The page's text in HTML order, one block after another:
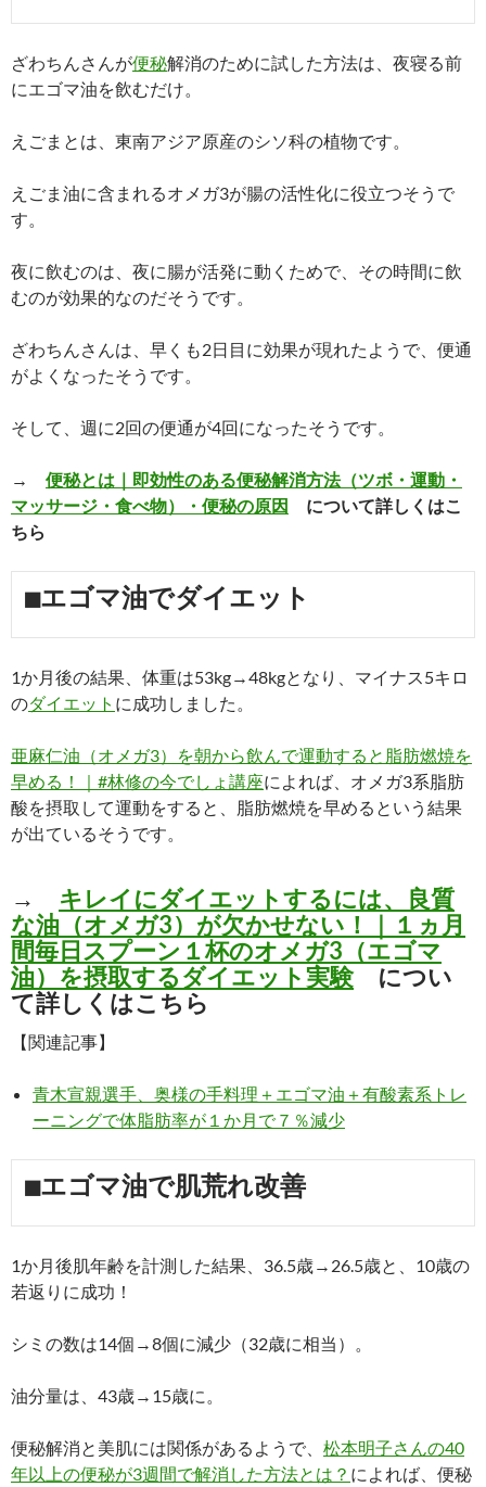
ざわちんさんが便秘解消のために試した方法は、夜寝る前
にエゴマ油を飲むだけ。
えごまとは、東南アジア原産のシソ科の植物です。
えごま油に含まれるオメガ3が腸の活性化に役立つそうで
す。
夜に飲むのは、夜に腸が活発に動くためで、その時間に飲
むのが効果的なのだそうです。
ざわちんさんは、早くも2日目に効果が現れたようで、便通
がよくなったそうです。
そして、週に2回の便通が4回になったそうです。
→ 便秘とは｜即効性のある便秘解消方法（ツボ・運動・
マッサージ・食べ物）・便秘の原因 について詳しくはこ
ちら
■エゴマ油でダイエット
1か月後の結果、体重は53kg→48kgとなり、マイナス5キロ
のダイエット に成功しました。
亜麻仁油（オメガ3）を朝から飲んで運動すると脂肪燃焼を
早める！｜#林修の今でしょ講座によれば、オメガ3系脂肪
酸を摂取して運動をすると、脂肪燃焼を早めるという結果
が出ているそうです。
→ キレイにダイエットするには、良質
な油（オメガ3）が欠かせない！｜１ヵ月
間毎日スプーン１杯のオメガ3（エゴマ
油）を摂取するダイエット実験につい
て詳しくはこちら
【関連記事】
青木宣親選手、奥様の手料理＋エゴマ油＋有酸素系トレ
ーニングで体脂肪率が１か月で７％減少
■エゴマ油で肌荒れ改善
1か月後肌年齢を計測した結果、36.5歳→26.5歳と、10歳の
若返りに成功！
シミの数は14個→8個に減少（32歳に相当）。
油分量は、43歳→15歳に。
便秘解消と美肌には関係があるようで、 松本明子さんの40
年以上の便秘が3週間で解消した方法とは？ によれば、便秘